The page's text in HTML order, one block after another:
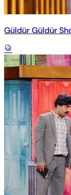
Güldür Güldür